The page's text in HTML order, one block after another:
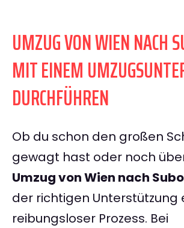
UMZUG VON WIEN NACH
MIT EINEM
DURCHFÜHREN
Ob du schon den großen
gewagt hast oder noch
Umzug von Wien nach
der richtigen Unterstützung
reibungsloser Prozess. Bei